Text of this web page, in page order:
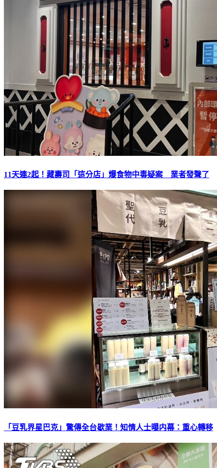
11天連2起！藏壽司「這分店」爆食物中毒疑案 業者發聲了
「豆乳界星巴克」驚傳全台歇業！知情人士曝内幕：重心轉移